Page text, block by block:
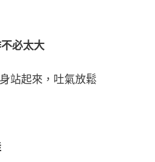
必太大
站起來，吐氣放鬆